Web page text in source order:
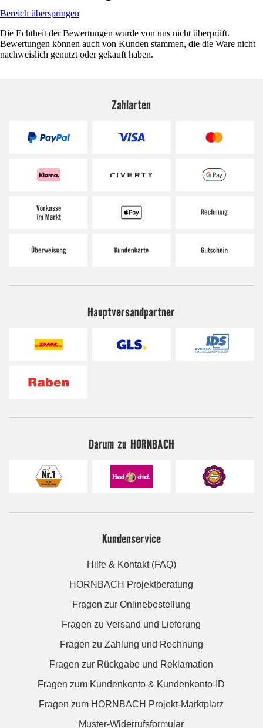
Bereich überspringen
Die Echtheit der Bewertungen wurde von uns nicht überprüft.
Bewertungen können auch von Kunden stammen, die die Ware nicht
nachweislich genutzt oder gekauft haben.
Zahlarten
Hauptversandpartner
Darum zu HORNBACH
Kundenservice
Hilfe & Kontakt (FAQ)
HORNBACH Projektberatung
Fragen zur Onlinebestellung
Fragen zu Versand und Lieferung
Fragen zu Zahlung und Rechnung
Fragen zur Rückgabe und Reklamation
Fragen zum Kundenkonto & Kundenkonto-ID
Fragen zum HORNBACH Projekt-Marktplatz
Muster-Widerrufsformular